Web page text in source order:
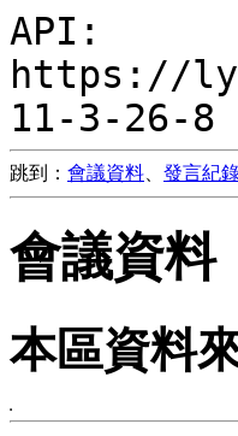
API:
https://
11-3-26-8
跳到： 會議資料 發言紀
會議資料
本區資料